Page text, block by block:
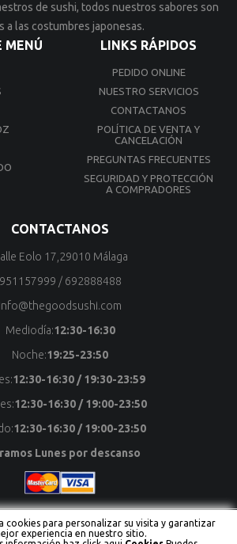
de sushi, todos nuestros sabores son
a las costumbres japonesas.
MENÚ LINKS RÁPIDOS
PEDIDO ONLINE
NUESTRO SERVICIOS
CONTACTANOS
POLÍTICA DE VENTA Y
CANCELACIÓN
PREGUNTAS FRECUENTES
SEGURIDAD Y PROTECCIÓN
A COMPRADORES
CONTACTANOS
Eolo 17,29010 Málaga
951157999 / 692888488
info@thegoodsushi.com
Mediodía:12:30-16:30
Noche:19:25-23:50
12:30-16:30 / 19:30-23:59
12:30-16:30 / 19:00-23:50
12:30-16:30 / 19:00-23:50
Lunes por descanso
Sushi Todos los derechos reservados
cookies para personalizar su visita y garantizar
experiencia en nuestro sitio.